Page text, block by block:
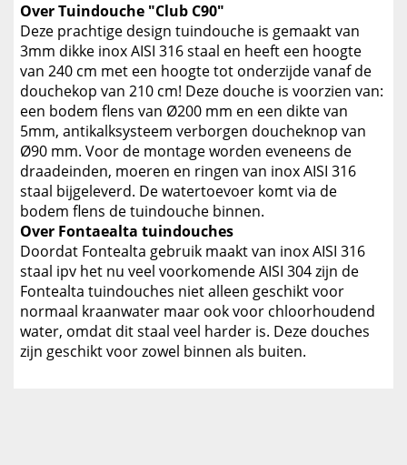
Over Tuindouche "Club C90"
Deze prachtige design tuindouche is gemaakt van
3mm dikke inox AISI 316 staal en heeft een hoogte
van 240 cm met een hoogte tot onderzijde vanaf de
douchekop van 210 cm! Deze douche is voorzien van:
een bodem flens van Ø200 mm en een dikte van
5mm, antikalksysteem verborgen doucheknop van
Ø90 mm. Voor de montage worden eveneens de
draadeinden, moeren en ringen van inox AISI 316
staal bijgeleverd. De watertoevoer komt via de
bodem flens de tuindouche binnen.
Over Fontaealta tuindouches
Doordat Fontealta gebruik maakt van inox AISI 316
staal ipv het nu veel voorkomende AISI 304 zijn de
Fontealta tuindouches niet alleen geschikt voor
normaal kraanwater maar ook voor chloorhoudend
water, omdat dit staal veel harder is. Deze douches
zijn geschikt voor zowel binnen als buiten.